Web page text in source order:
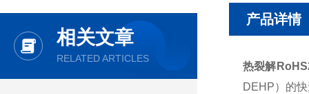
相关文章
RELATED ARTICLES
产品详情
热裂解
DEHP）的